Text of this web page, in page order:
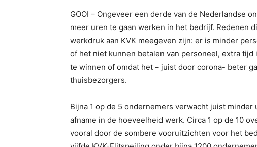
GOOI – Ongeveer een derde van de Nederlandse
meer uren te gaan werken in het bedrijf. Redenen
werkdruk aan KVK meegeven zijn: er is minder
of het niet kunnen betalen van personeel, extra
te winnen of omdat het – juist door corona- beter
thuisbezorgers.
Bijna 1 op de 5 ondernemers verwacht juist
afname in de hoeveelheid werk. Circa 1 op de 10
vooral door de sombere vooruitzichten voor het